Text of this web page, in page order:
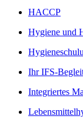
HACCP
Hygiene und
Ihr IFS-
Integriertes